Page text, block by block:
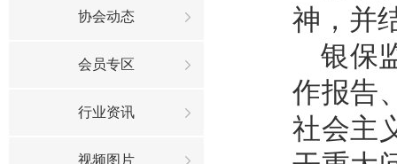
协会动态
会员专区
行业资讯
视频图片
神，并
银保
作报告
社会主